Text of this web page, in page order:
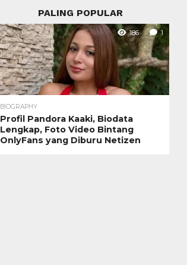
PALING POPULAR
186 1
BIOGRAPHY
Profil Pandora Kaaki, Biodata
Lengkap, Foto Video Bintang
OnlyFans yang Diburu Netizen